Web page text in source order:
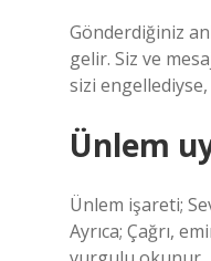
Gönderdiğiniz
gelir. Siz ve
sizi engellediyse,
Ünlem
Ünlem işareti;
Ayrıca; Çağrı,